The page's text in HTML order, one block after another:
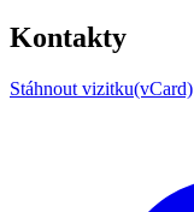
Kontakty
Stáhnout vizitku(vCard)